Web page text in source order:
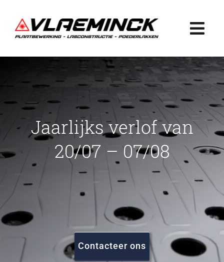
naar
inhoud
Plaatbewerking
Lasconstructie
Poederlakken
Projecten
FAQ
Jaarlijks verlof van
20/07 – 07/08
Contacteer ons